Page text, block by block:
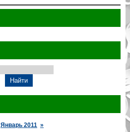
Январь 2011 »